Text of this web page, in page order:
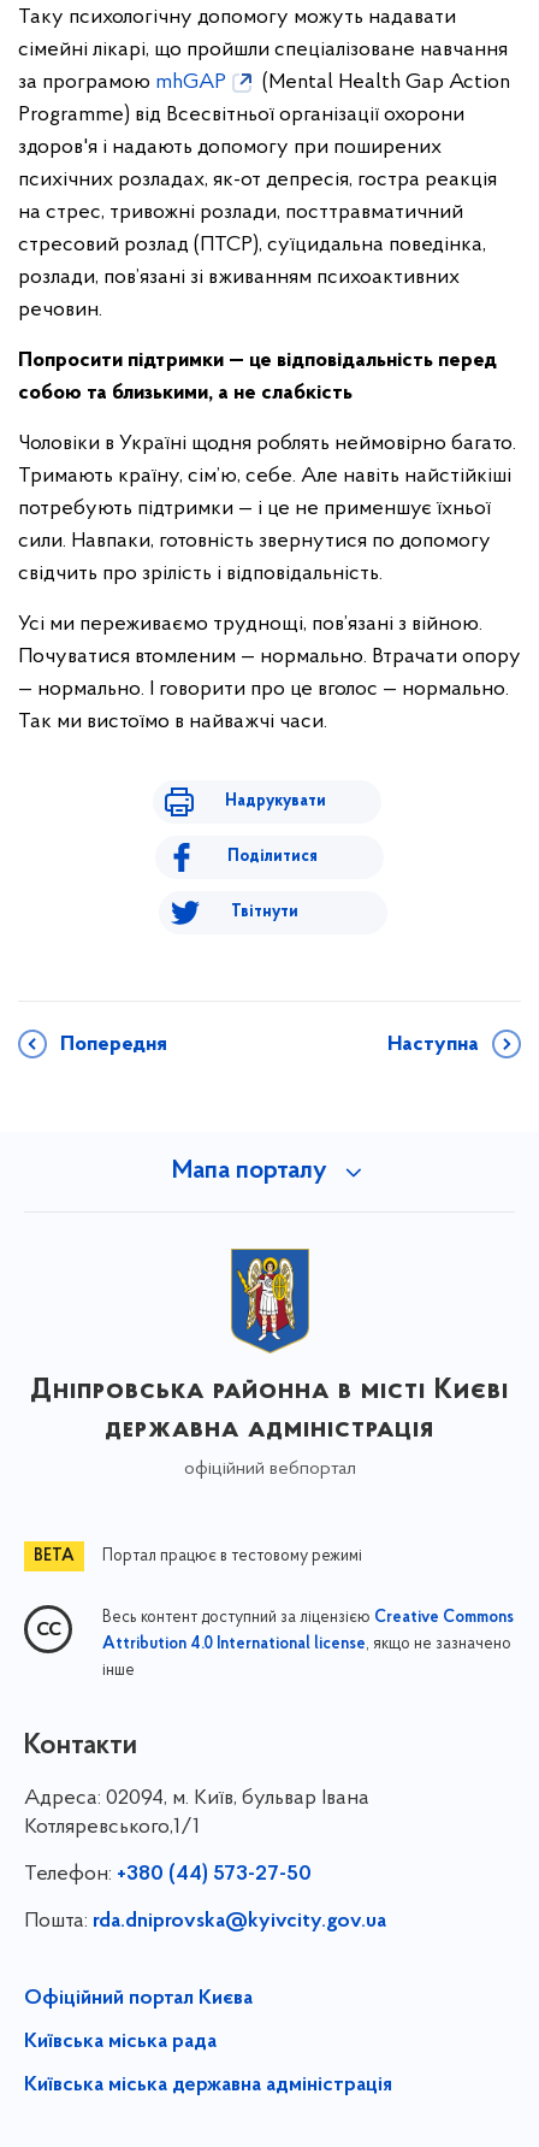
Таку психологічну допомогу можуть надавати
сімейні лікарі, що пройшли спеціалізоване навчання
за програмою mhGAP
(Mental Health Gap Action
Programme) від Всесвітньої організації охорони
здоров'я і надають допомогу при поширених
психічних розладах, як-от депресія, гостра реакція
на стрес, тривожні розлади, посттравматичний
стресовий розлад (ПТСР), суїцидальна поведінка,
розлади, пов’язані зі вживанням психоактивних
речовин.
Попросити підтримки — це відповідальність перед
собою та близькими, а не слабкість
Чоловіки в Україні щодня роблять неймовірно багато.
Тримають країну, сім’ю, себе. Але навіть найстійкіші
потребують підтримки — і це не применшує їхньої
сили. Навпаки, готовність звернутися по допомогу
свідчить про зрілість і відповідальність.
Усі ми переживаємо труднощі, пов’язані з війною.
Почуватися втомленим — нормально. Втрачати опору
— нормально. І говорити про це вголос — нормально.
Так ми вистоїмо в найважчі часи.
Надрукувати
Поділитися
Твітнути
Попередня Наступна
Мапа порталу
Дніпровська районна в місті Києві
державна адміністрація
офіційний вебпортал
Портал працює в тестовому режимі
Весь контент доступний за ліцензією Creative Commons
Attribution 4.0 International license, якщо не зазначено
інше
Контакти
Адреса: 02094, м. Київ, бульвар Івана
Котляревського,1/1
Телефон: +380 (44) 573-27-50
Пошта: rda.dniprovska@kyivcity.gov.ua
Офіційний портал Києва
Київська міська рада
Київська міська державна адміністрація